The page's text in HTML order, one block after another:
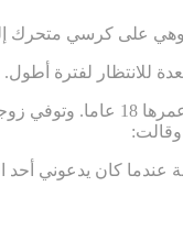
لفترة
كان يدعوني أحد